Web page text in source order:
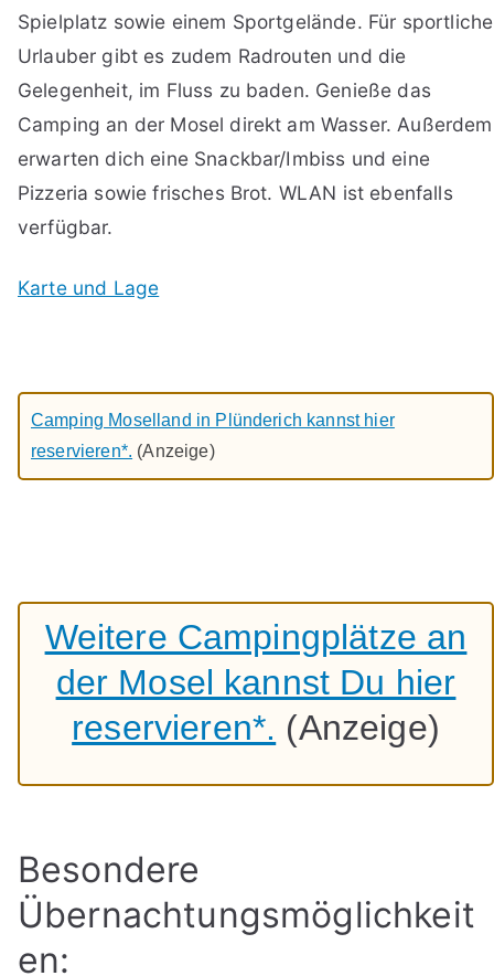
Spielplatz sowie einem Sportgelände. Für sportliche
Urlauber gibt es zudem Radrouten und die
Gelegenheit, im Fluss zu baden. Genieße das
Camping an der Mosel direkt am Wasser. Außerdem
erwarten dich eine Snackbar/Imbiss und eine
Pizzeria sowie frisches Brot. WLAN ist ebenfalls
verfügbar.
Karte und Lage
Camping Moselland in Plünderich kannst hier
reservieren*. (Anzeige)
Weitere Campingplätze an
der Mosel kannst Du hier
reservieren*. (Anzeige)
Besondere
Übernachtungsmöglichkeit
en: